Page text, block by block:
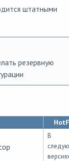
штатными
резервную
В